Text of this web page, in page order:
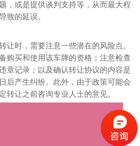
，或是提供谈判支持等，从而最大程
致的延误。
让时，需要注意一些潜在的风险点。
购买和使用该车牌的资格；注意检查
章记录；以及确认转让协议的内容是
后产生纠纷。此外，由于政策可能会
转让之前咨询专业人士的意见。